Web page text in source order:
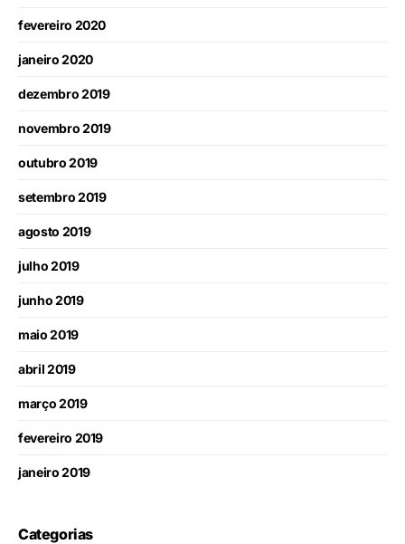
fevereiro 2020
janeiro 2020
dezembro 2019
novembro 2019
outubro 2019
setembro 2019
agosto 2019
julho 2019
junho 2019
maio 2019
abril 2019
março 2019
fevereiro 2019
janeiro 2019
Categorias